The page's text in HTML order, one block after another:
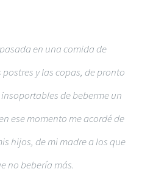
en una comida de
y las copas, de pronto
de beberme un
ese momento me acordé de
hijos, de mi madre a los que
no bebería más.